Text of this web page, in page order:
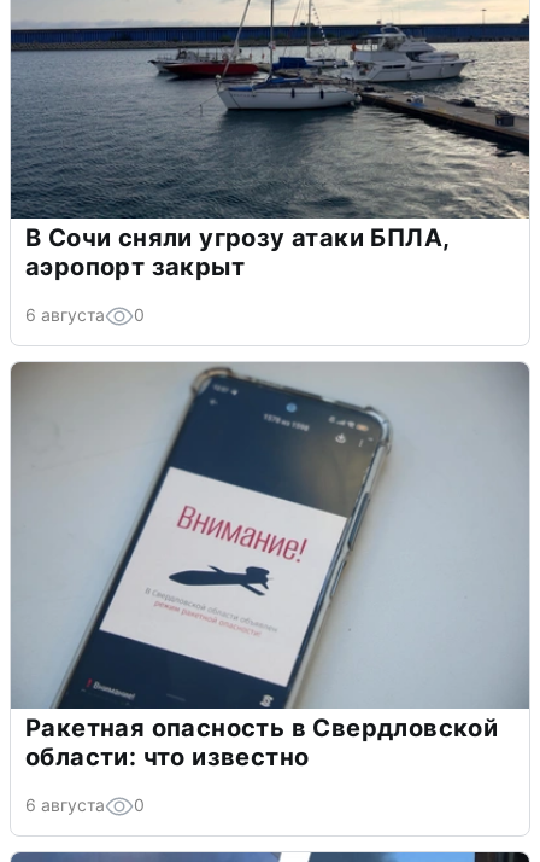
В Сочи сняли угрозу атаки БПЛА,
аэропорт закрыт
6 августа 0
Ракетная опасность в Свердловской
области: что известно
6 августа 0